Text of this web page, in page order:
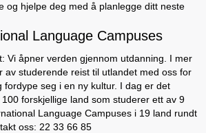
og hjelpe deg med å planlegge ditt neste
Language Campuses
Vi åpner verden gjennom utdanning. I mer
av studerende reist til utlandet med oss for
seg i en ny kultur. I dag er det
forskjellige land som studerer ett av 9
Language Campuses i 19 land rundt
oss: 22 33 66 85